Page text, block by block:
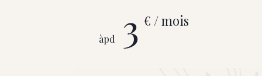
àpd 3 € / mois